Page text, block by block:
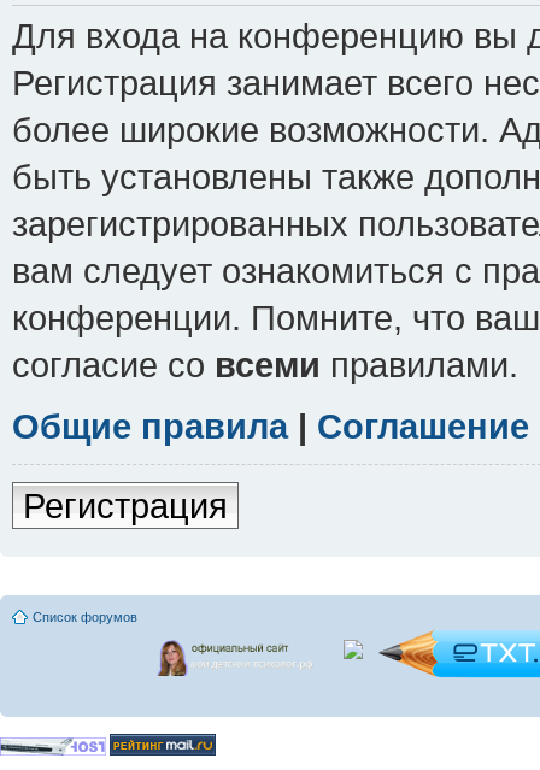
Для входа на конференцию вы
Регистрация занимает всего
более широкие возможности.
быть установлены также
зарегистрированных
вам следует ознакомиться с
конференции. Помните, что
согласие со всеми правилами.
Общие правила|
Регистрация
Список форумов